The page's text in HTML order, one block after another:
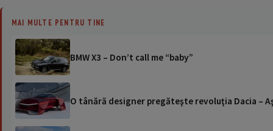
MAI MULTE PENTRU TINE
BMW X3 – Don’t call me “baby”
O tânără designer pregăteşte revoluţia Dacia –